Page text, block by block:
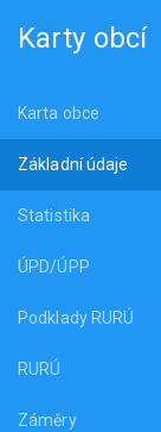
Karty obcí
Karta obce
Základní údaje
Statistika
ÚPD/ÚPP
Podklady RURÚ
RURÚ
Záměry